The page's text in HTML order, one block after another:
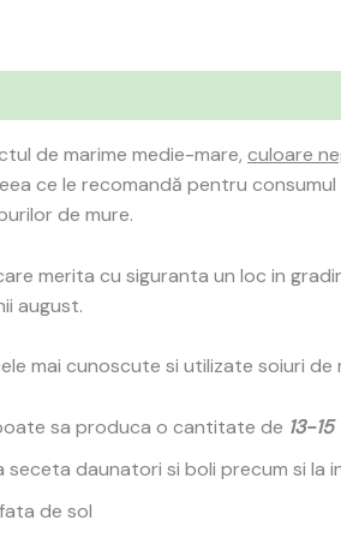
de marime medie-mare, culoare
ce le recomandă pentru
de mure.
merita cu siguranta un loc in
august.
mai cunoscute si utilizate soiuri
sa produca o cantitate de 13-
daunatori si boli precum si la
de sol